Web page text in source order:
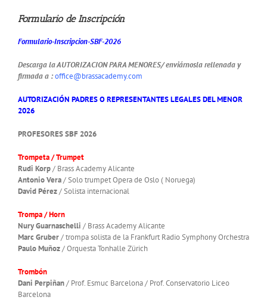
Formulario de Inscripción
Formulario-Inscripcion-SBF-2026
Descarga la AUTORIZACION PARA MENORES/ enviárnosla rellenada y
firmada a :office@brassacademy.com
AUTORIZACIÓN PADRES O REPRESENTANTES LEGALES DEL MENOR
2026
PROFESORES SBF 2026
Trompeta / Trumpet
Rudi Korp/ Brass Academy Alicante
Antonio Vera/ Solo trumpet Opera de Oslo ( Noruega)
David Pérez/ Solista internacional
Trompa / Horn
Nury Guarnaschelli / Brass Academy Alicante
Marc Gruber/ trompa solista de la Frankfurt Radio Symphony Orchestra
Paulo Muñoz/ Orquesta Tonhalle Zürich
Trombón
Dani Perpiñan/ Prof. Esmuc Barcelona / Prof. Conservatorio Liceo
Barcelona